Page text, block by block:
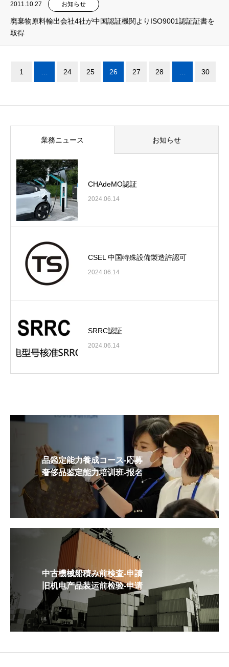
2011.10.27 お知らせ
廃棄物原料輸出会社4社が中国認証機関よりISO9001認証証書を
取得
1 24 25 26 27 28 30
業務ニュース お知らせ
CHAdeMO認証
2024.06.14
CSEL 中国特殊設備製造許認可
2024.06.14
SRRC認証
2024.06.14
品鑑定能力養成コース-応募
奢侈品鉴定能力培训班-报名
中古機械船積み前検査-申請
旧机电产品装运前检验-申请